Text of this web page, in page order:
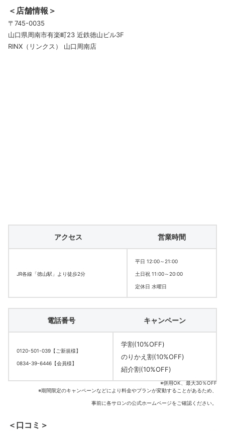
＜店舗情報＞
〒745-0035
山口県周南市有楽町23 近鉄徳山ビル3F
RINX（リンクス） 山口周南店
アクセス 営業時間
JR各線「徳山駅」より徒歩2分
平日 12:00～21:00
土日祝 11:00～20:00
定休日 水曜日
電話番号 キャンペーン
0120-501-039【ご新規様】
0834-39-6446【会員様】
学割(10%OFF)
のりかえ割(10%OFF)
紹介割(10%OFF)
※併用OK、最大30％OFF
※期間限定のキャンペーンなどにより料金やプランが変動することがあるため、
事前に各サロンの公式ホームページをご確認ください。
＜口コミ＞